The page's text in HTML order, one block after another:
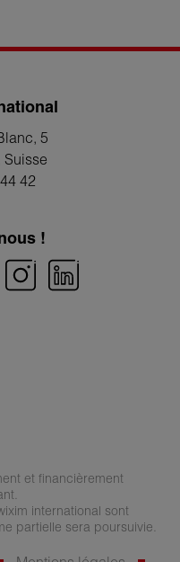
5
Suisse
42
!
et financièrement
international sont
partielle sera poursuivie.